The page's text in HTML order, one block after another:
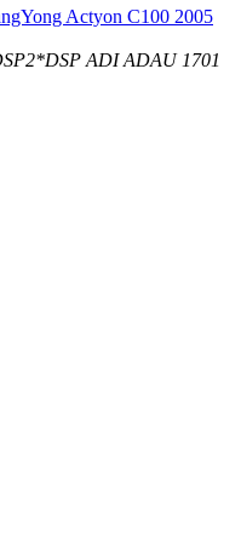
Actyon C100 2005
2*DSP ADI ADAU 1701